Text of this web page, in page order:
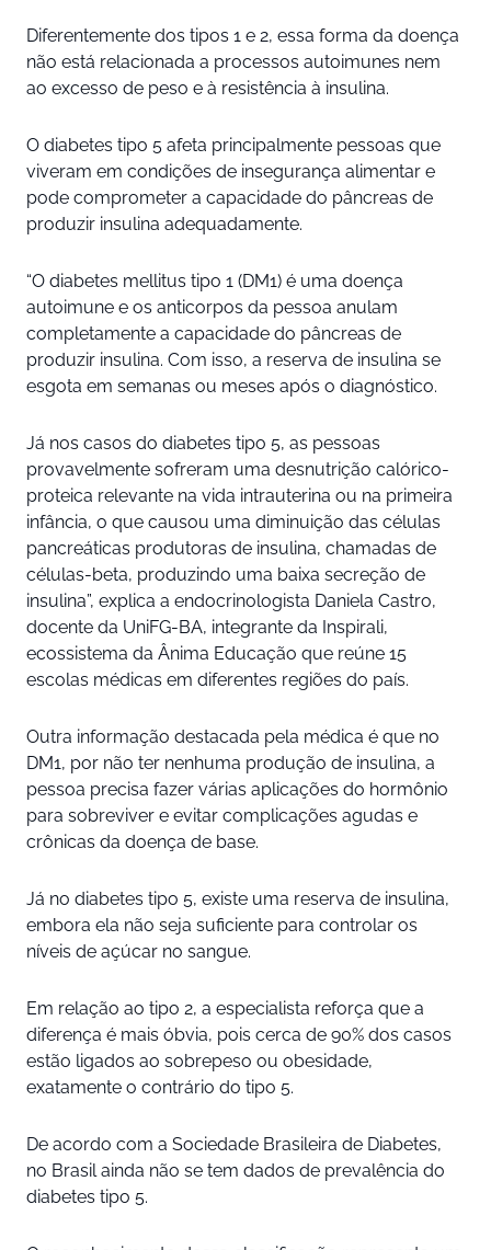
Diferentemente dos tipos 1 e 2, essa forma da doença
não está relacionada a processos autoimunes nem
ao excesso de peso e à resistência à insulina.
O diabetes tipo 5 afeta principalmente pessoas que
viveram em condições de insegurança alimentar e
pode comprometer a capacidade do pâncreas de
produzir insulina adequadamente.
“O diabetes mellitus tipo 1 (DM1) é uma doença
autoimune e os anticorpos da pessoa anulam
completamente a capacidade do pâncreas de
produzir insulina. Com isso, a reserva de insulina se
esgota em semanas ou meses após o diagnóstico.
Já nos casos do diabetes tipo 5, as pessoas
provavelmente sofreram uma desnutrição calórico-
proteica relevante na vida intrauterina ou na primeira
infância, o que causou uma diminuição das células
pancreáticas produtoras de insulina, chamadas de
células-beta, produzindo uma baixa secreção de
insulina”, explica a endocrinologista Daniela Castro,
docente da UniFG-BA, integrante da Inspirali,
ecossistema da Ânima Educação que reúne 15
escolas médicas em diferentes regiões do país.
Outra informação destacada pela médica é que no
DM1, por não ter nenhuma produção de insulina, a
pessoa precisa fazer várias aplicações do hormônio
para sobreviver e evitar complicações agudas e
crônicas da doença de base.
Já no diabetes tipo 5, existe uma reserva de insulina,
embora ela não seja suficiente para controlar os
níveis de açúcar no sangue.
Em relação ao tipo 2, a especialista reforça que a
diferença é mais óbvia, pois cerca de 90% dos casos
estão ligados ao sobrepeso ou obesidade,
exatamente o contrário do tipo 5.
De acordo com a Sociedade Brasileira de Diabetes,
no Brasil ainda não se tem dados de prevalência do
diabetes tipo 5.